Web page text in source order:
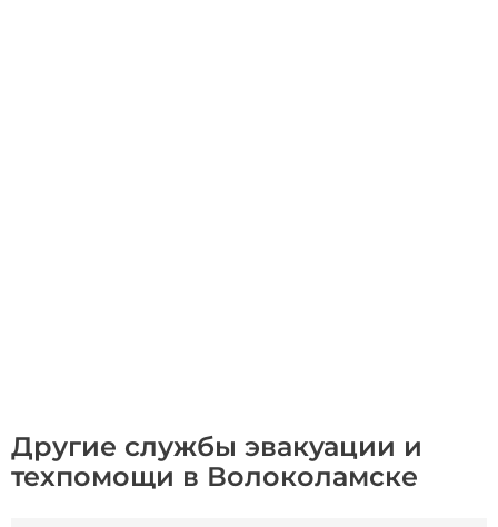
Другие службы эвакуации и
техпомощи в Волоколамске